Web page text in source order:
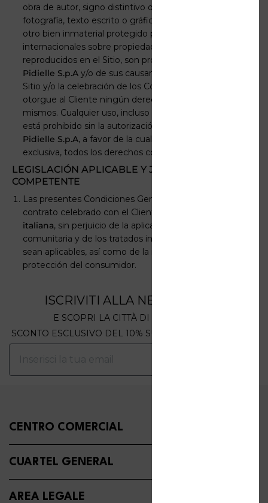
obra de autor, signo distintivo o denominación, imagen,
fotografía, texto escrito o gráfico y, en general, cualquier
otro bien inmaterial protegido por las leyes y convenios
internacionales sobre propiedad intelectual e industrial,
reproducidos en el Sitio, son propiedad exclusiva de
Pidielle S.p.A y/o de sus causantes, sin que el acceso al
Sitio y/o la celebración de los Contratos de Compra
otorgue al Cliente ningún derecho sobre los
mismos. Cualquier uso, incluso parcial, de los mismos
está prohibido sin la autorización previa por escrito de
Pidielle S.p.A, a favor de la cual se reservan, de manera
exclusiva, todos los derechos correspondientes.
LEGISLACIÓN APLICABLE Y JURISDICCIÓN
COMPETENTE
Las presentes Condiciones Generales y cualquier
contrato celebrado con el Cliente se rigen por la
italiana, sin perjuicio de la aplicación de la normativa
comunitaria y de los tratados internacionales cuando
sean aplicables, así como de la normativa nacional de
protección del consumidor.
ISCRIVITI ALLA NEWSLETTER
E SCOPRI LA CITTÀ DI EXTRALANDIA
SCONTO ESCLUSIVO DEL 10% SUL TUO PRIMO ORDINE
CENTRO COMERCIAL
CUARTEL GENERAL
AREA LEGALE